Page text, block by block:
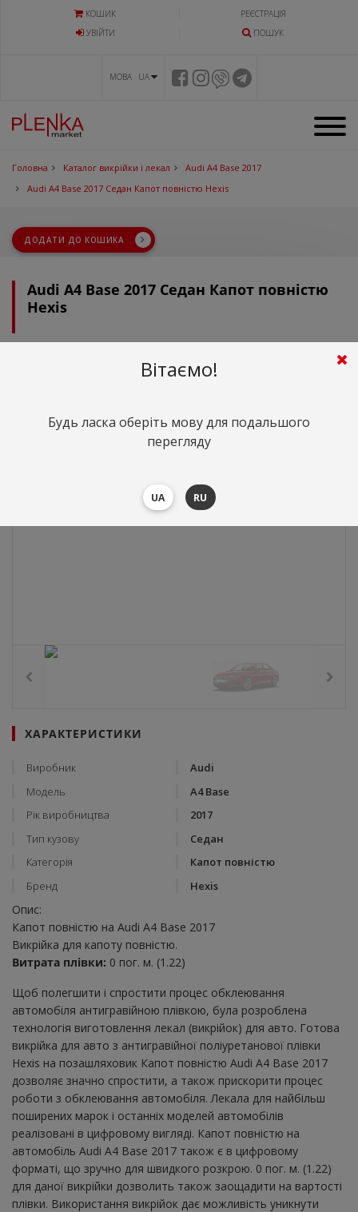
КОШИК
РЕЄСТРАЦІЯ
УВIЙТИ
ПОШУК
МОВА UA
Головна Каталог викрійки і лекал
Audi A4 Base 2017
Audi A4 Base 2017 Седан Капот повністю Hexis
ДОДАТИ ДО КОШИКА
Audi A4 Base 2017 Седан Капот повністю
Hexis
грн.($0)
ХАРАКТЕРИСТИКИ
Виробник
Audi
Модель
A4 Base
Рік виробництва
2017
Тип кузову
Седан
Категорія
Капот повністю
Бренд
Hexis
Опис:
Капот повністю на Audi A4 Base 2017
Викрійка для капоту повністю.
Витрата плівки: 0 пог. м. (1.22)
Щоб полегшити і спростити процес обклеювання
автомобіля антигравійною плівкою, була розроблена
технологія виготовлення лекал (викрійок) для авто. Готова
викрійка для авто з антигравійної поліуретанової плівки
Hexis на позашляховик Капот повністю Audi A4 Base 2017
дозволяє значно спростити, а також прискорити процес
роботи з обклеювання автомобіля. Лекала для найбільш
поширених марок і останніх моделей автомобілів
реалізовані в цифровому вигляді. Капот повністю на
автомобіль Audi A4 Base 2017 також є в цифровому
форматі, що зручно для швидкого розкрою. 0 пог. м. (1.22)
для даної викрійки дозволить також заощадити на вартості
плівки. Використання викрійок дає можливість уникнути
Вітаємо!
Будь ласка оберіть мову для подальшого
перегляду
UA RU